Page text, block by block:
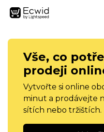
Vše, co
prodeji
Vytvořte si online
minut a prodávejte
sítích nebo tržištích.